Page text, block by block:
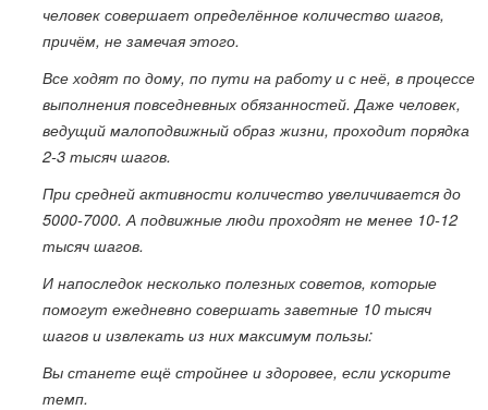
человек совершает определённое количество шагов,
причём, не замечая этого.
Все ходят по дому, по пути на работу и с неё, в процессе
выполнения повседневных обязанностей. Даже человек,
ведущий малоподвижный образ жизни, проходит порядка
2-3 тысяч шагов.
При средней активности количество увеличивается до
5000-7000. А подвижные люди проходят не менее 10-12
тысяч шагов.
И напоследок несколько полезных советов, которые
помогут ежедневно совершать заветные 10 тысяч
шагов и извлекать из них максимум пользы:
Вы станете ещё стройнее и здоровее, если ускорите
темп.